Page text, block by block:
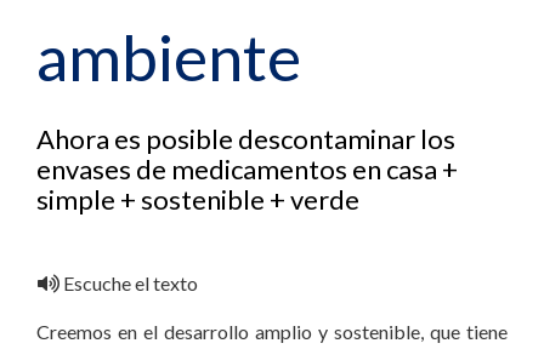
ambiente
Ahora es posible descontaminar los
envases de medicamentos en casa +
simple + sostenible + verde
Escuche el texto
Creemos en el desarrollo amplio y sostenible, que tiene